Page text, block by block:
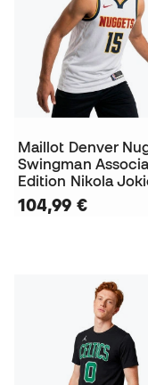
Maillot Denver
Swingman
Edition Nikola
104,99 €